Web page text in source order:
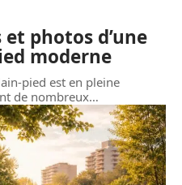
photos d’une
moderne
pied est en pleine
de nombreux…